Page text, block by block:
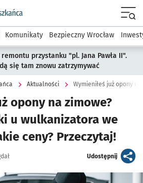
podserwis: Dla mieszkańca
Komunikaty Bezpieczny Wrocław
przystanku "pl. Jana Pawła II".
się tam znowu zatrzymywać
Aktualności
opony na zimowe?
u wulkanizatora we
ceny? Przeczytaj!
Udostępnijartykuł